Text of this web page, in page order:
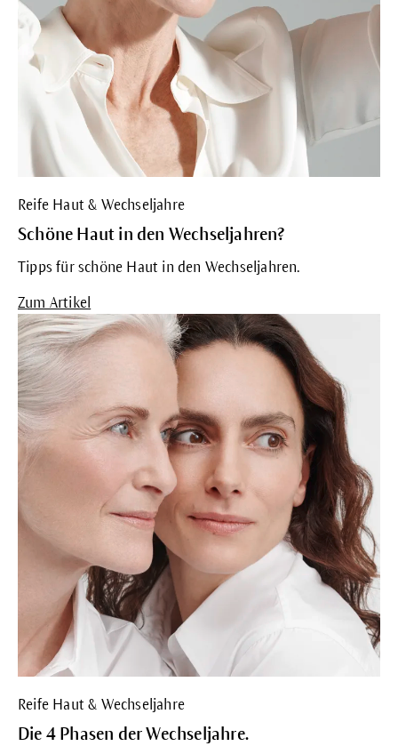
Reife Haut & Wechseljahre
Schöne Haut in den Wechseljahren?
Tipps für schöne Haut in den Wechseljahren.
Zum Artikel
Reife Haut & Wechseljahre
Die 4 Phasen der Wechseljahre.